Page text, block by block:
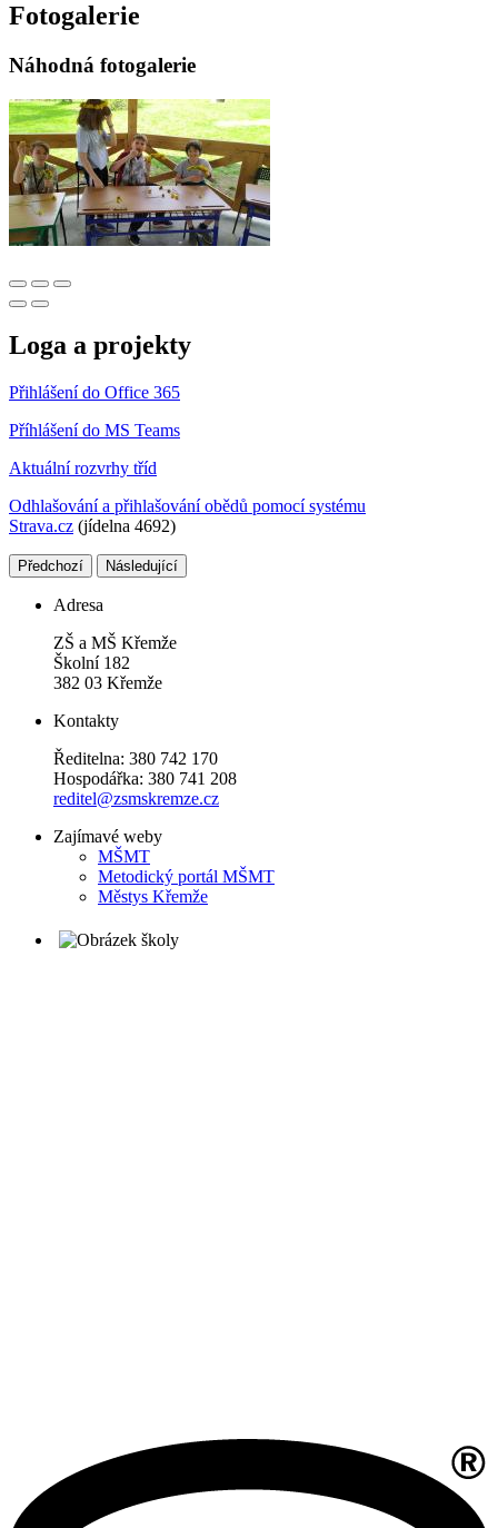
Fotogalerie
Náhodná fotogalerie
Loga a projekty
Přihlášení do Office 365
Příhlášení do MS Teams
Aktuální rozvrhy tříd
Odhlašování a přihlašování obědů pomocí systému
Strava.cz (jídelna 4692)
Předchozí Následující
Adresa
ZŠ a MŠ Křemže
Školní 182
382 03 Křemže
Kontakty
Ředitelna: 380 742 170
Hospodářka: 380 741 208
reditel@zsmskremze.cz
Zajímavé weby
MŠMT
Metodický portál MŠMT
Městys Křemže